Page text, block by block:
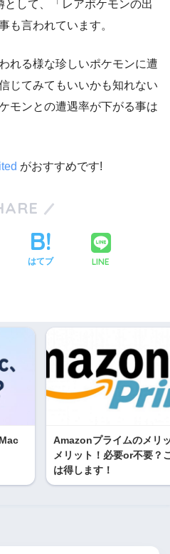
して、「レアポケモンの出
も言われています。
れる様な珍しいポケモンに遭
じてみてもいいかも知れない
モンとの遭遇率が下がる事は
がおすすめです!
はてブ LINE
Amazonプライムのメリ
メリット！必要or不要？
は得します！